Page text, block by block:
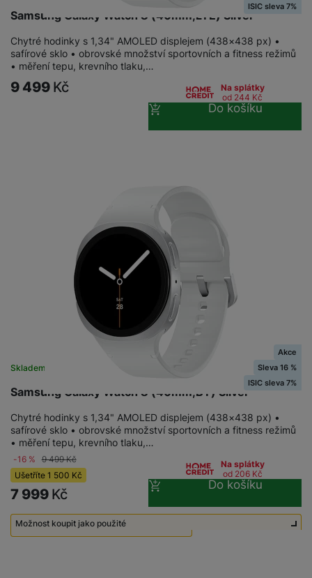
Samsung Galaxy Watch 8 (40mm,LTE) Silver
ISIC sleva 7%
Chytré hodinky s 1,34" AMOLED displejem (438×438 px) •
safírové sklo • obrovské množství sportovních a fitness režimů
• měření tepu, krevního tlaku,…
9 499 Kč
Na splátky
od 244 Kč
Do košíku
Samsung Galaxy Watch 8 (40mm,BT) Silver
Skladem na prodejně
Akce
Sleva 16 %
ISIC sleva 7%
Chytré hodinky s 1,34" AMOLED displejem (438×438 px) •
safírové sklo • obrovské množství sportovních a fitness režimů
• měření tepu, krevního tlaku,…
-16 % 9 499Kč
Ušetříte 1 500 Kč
7 999 Kč
Na splátky
od 206 Kč
Do košíku
Možnost koupit jako použité